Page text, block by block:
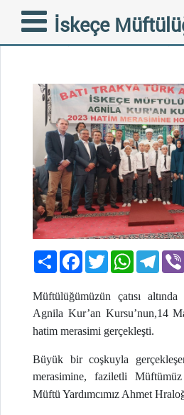
İskeçe
AGNİLA
COŞKUSU
PaylaşFacebook
TwitterWhatsApp
Müftülüğümüzün çatısı
Agnila Kur’an Kursu’nun,14
hatim merasimi gerçekleşti.
Büyük bir coşkuyla
merasimine, faziletli
Müftü Yardımcımız Ahmet